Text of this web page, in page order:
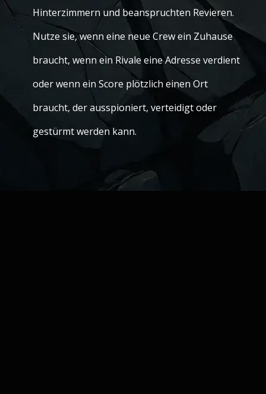
Hinterzimmern und beanspruchten Revieren.
Nutze sie, wenn eine neue Crew ein Zuhause
braucht, wenn ein Rivale eine Adresse verdient
oder wenn ein Score plötzlich einen Ort
braucht, der ausspioniert, verteidigt oder
gestürmt werden kann.